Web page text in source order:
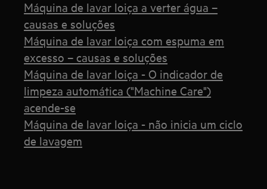
Máquina de lavar loiça a verter água –
causas e soluções
Máquina de lavar loiça com espuma em
excesso – causas e soluções
Máquina de lavar loiça - O indicador de
limpeza automática ("Machine Care")
acende-se
Máquina de lavar loiça - não inicia um ciclo
de lavagem